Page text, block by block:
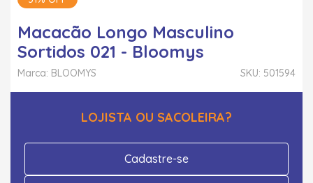
Macacão Longo Masculino
Sortidos 021 - Bloomys
SKU: 501594
Marca: BLOOMYS
LOJISTA OU SACOLEIRA?
Cadastre-se